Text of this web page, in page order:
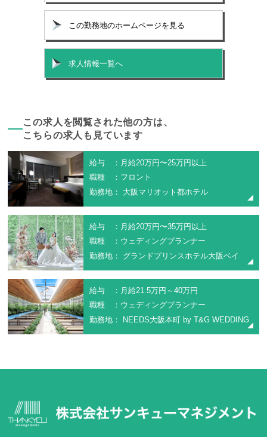
この勤務地のホームページを見る
求人情報一覧へ
この求人を閲覧された他の方は、
こちらの求人も見ています
給与 ：月給20万円〜25万円以上
職種 ：フロント
勤務地： 大阪マリオット都ホテル
給与 ：月給20万円〜35万円以上
職種 ：ウェディングプランナー
勤務地： グランドプリンスホテル大阪ベイ
給与 ：月給21.5万円～40万円
職種 ：ウェディングプランナー
勤務地： NEEDS大阪本町 by T&G WEDDING